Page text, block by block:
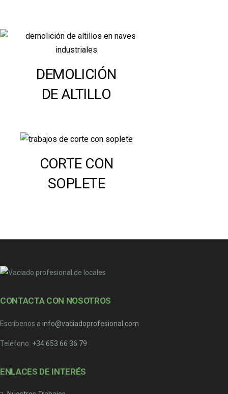
DEMOLICIÓN
DE ALTILLO
CORTE CON
SOPLETE
CONTACTA CON NOSOTROS
Escríbenos a info@vaciadoprofesional.com
Teléfono: +34 653 66 36 79
ENLACES DE INTERÉS